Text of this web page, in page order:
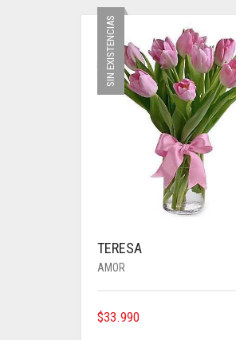
SIN EXISTENCIAS
TERESA
AMOR
$33.990